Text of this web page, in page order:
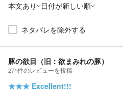
本文あり 日付が新しい順
ネタバレを除外する
豚の欲目（旧：欲まみれの豚）
271件のレビューを投稿
★★★ Excellent!!!